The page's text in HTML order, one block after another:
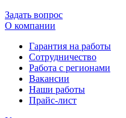
Задать вопрос
О компании
Гарантия на работы
Сотрудничество
Работа с регионами
Вакансии
Наши работы
Прайс-лист